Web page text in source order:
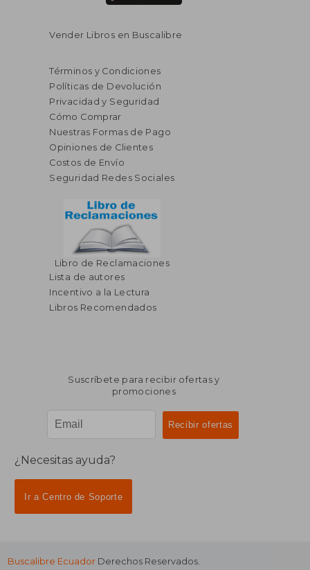
Vender Libros en Buscalibre
Términos y Condiciones
Políticas de Devolución
Privacidad y Seguridad
Cómo Comprar
Nuestras Formas de Pago
Opiniones de Clientes
Costos de Envío
Seguridad Redes Sociales
Libro de Reclamaciones
Lista de autores
Incentivo a la Lectura
Libros Recomendados
Suscríbete para recibir ofertas y
promociones
¿Necesitas ayuda?
Ir a Centro de Soporte
Buscalibre Ecuador Derechos Reservados.